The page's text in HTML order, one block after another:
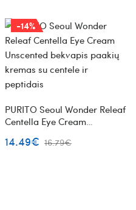
-14%
PURITO Seoul Wonder Releaf
Centella Eye Cream
kremas su centele ir
14.49€ 16.79€